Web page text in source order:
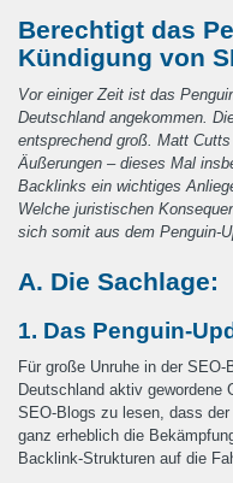
Berechtigt das
Kündigung von
Vor einiger Zeit ist das
Deutschland angekommen.
entsprechend groß. Matt
Äußerungen – dieses Mal
Backlinks ein wichtiges
Welche juristischen
sich somit aus dem Penguin-
A. Die Sachlage:
1. Das Penguin-
Für große Unruhe in der
Deutschland aktiv gewordene
SEO-Blogs zu lesen, dass
ganz erheblich die
Backlink-Strukturen auf die